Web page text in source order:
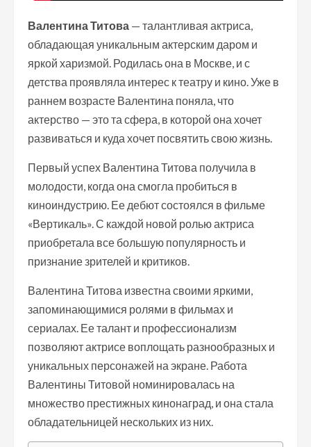
Валентина Титова — талантливая актриса,
обладающая уникальным актерским даром и
яркой харизмой. Родилась она в Москве, и с
детства проявляла интерес к театру и кино. Уже в
раннем возрасте Валентина поняла, что
актерство — это та сфера, в которой она хочет
развиваться и куда хочет посвятить свою жизнь.
Первый успех Валентина Титова получила в
молодости, когда она смогла пробиться в
киноиндустрию. Ее дебют состоялся в фильме
«Вертикаль». С каждой новой ролью актриса
приобретала все большую популярность и
признание зрителей и критиков.
Валентина Титова известна своими яркими,
запоминающимися ролями в фильмах и
сериалах. Ее талант и профессионализм
позволяют актрисе воплощать разнообразных и
уникальных персонажей на экране. Работа
Валентины Титовой номинировалась на
множество престижных кинонаград, и она стала
обладательницей нескольких из них.